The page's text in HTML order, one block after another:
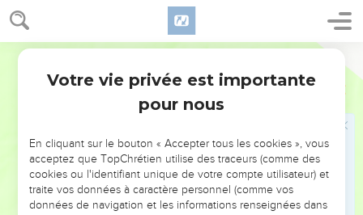
2 Chroniques 21
14 l'Eternel va frapper ton peuple, tes fils, tes femmes et tout
ce qui t'appartient d’un grand fléau.
auras une maladie des intestins qui s’aggravera de jour en
jour, au point que tes intestins sortiront de toi à cause de la
Et l'Eternel réveilla contre Joram l'esprit des Philistins et
des Arabes qui sont voisins des Ethiopiens.
Ils montèrent contre Juda, y lancèrent une attaque et
emmenèrent avec eux toutes les richesses qui se trouvaient
Votre vie privée est importante
pour nous
En cliquant sur le bouton « Accepter tous les cookies », vous
acceptez que TopChrétien utilise des traceurs (comme des
cookies ou l'identifiant unique de votre compte utilisateur) et
traite vos données à caractère personnel (comme vos
données de navigation et les informations renseignées dans